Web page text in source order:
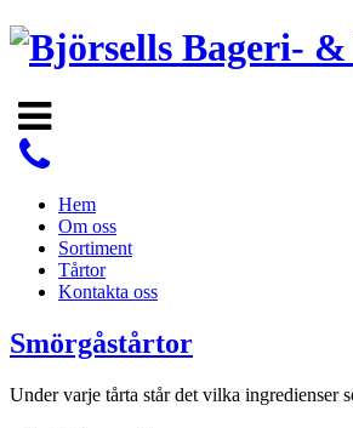
Hem
Om oss
Sortiment
Tårtor
Kontakta oss
Smörgåstårtor
Under varje tårta står det vilka ingredienser